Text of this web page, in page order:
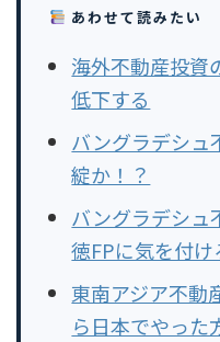
あわせて読みたい
海外不動産投資
低下する
バングラデシュ
綻か！？
バングラデシュ
徳FPに気を付け
東南アジア不動
ら日本でやった